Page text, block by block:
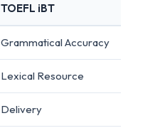
TOEFL iBT
Grammatical Accuracy
Lexical Resource
Delivery